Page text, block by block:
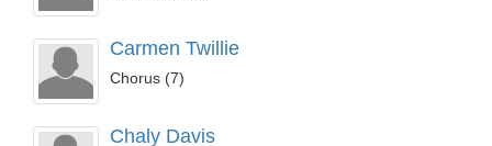
Carmen Twillie
Chorus (7)
Chaly Davis